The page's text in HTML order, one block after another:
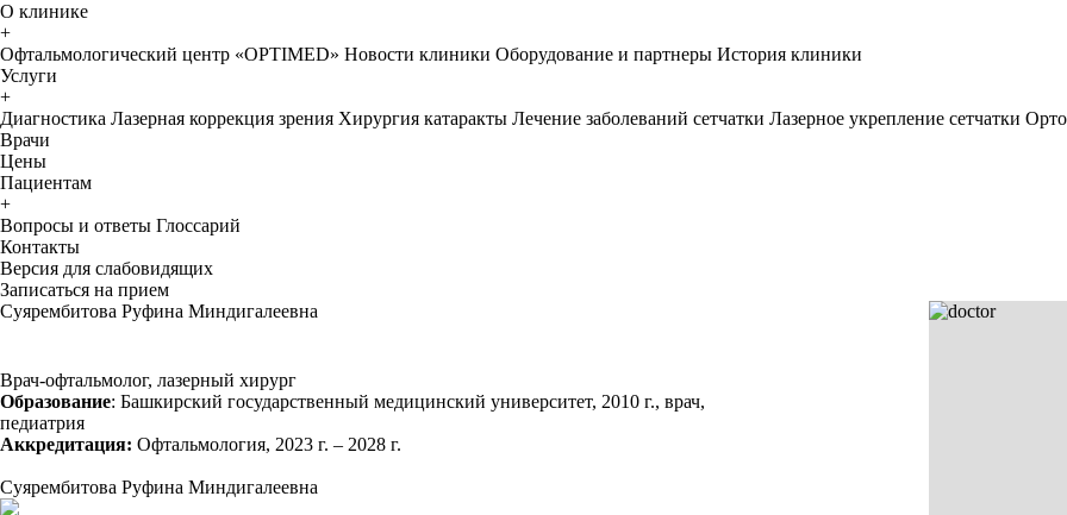
О клинике
+
Офтальмологический центр «OPTIMED» Новости клиники Оборудование и партнеры История клиники
Услуги
+
Диагностика Лазерная коррекция зрения Хирургия катаракты Лечение заболеваний сетчатки Лазерное укрепление сетчатки
Врачи
Цены
Пациентам
+
Вопросы и ответы Глоссарий
Контакты
Версия для слабовидящих
Записаться на прием
Суярембитова Руфина Миндигалеевна
Врач-офтальмолог, лазерный хирург
Образование: Башкирский государственный медицинский университет, 2010 г., врач,
педиатрия
Аккредитация: Офтальмология, 2023 г. – 2028 г.
Суярембитова Руфина Миндигалеевна